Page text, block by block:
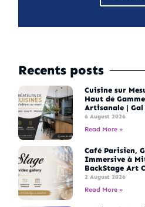
Recents posts
Cuisine sur
Haut de
Artisanale | Gal
6 August 2026
Read More »
Café Parisien,
Immersive à
BackStage Art
2 August 2026
Read More »